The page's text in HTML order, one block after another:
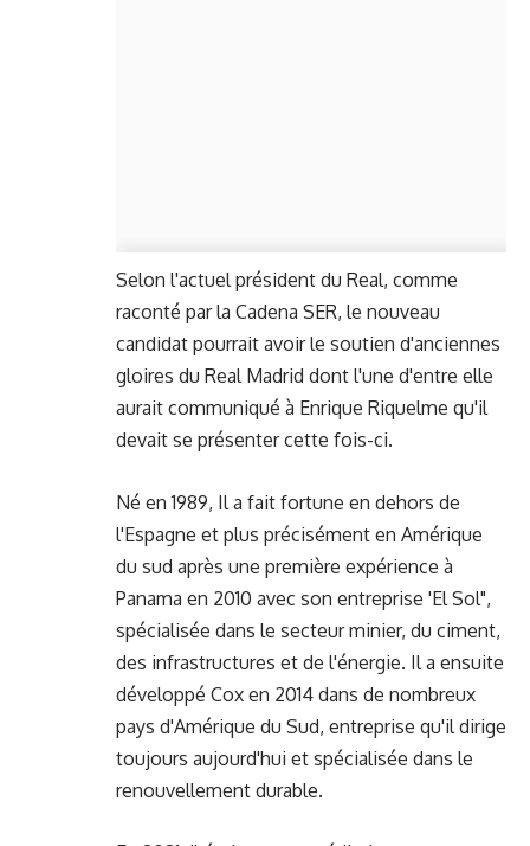
Selon l'actuel président du Real, comme
raconté par la Cadena SER, le nouveau
candidat pourrait avoir le soutien d'anciennes
gloires du Real Madrid dont l'une d'entre elle
aurait communiqué à Enrique Riquelme qu'il
devait se présenter cette fois-ci.
Né en 1989, Il a fait fortune en dehors de
l'Espagne et plus précisément en Amérique
du sud après une première expérience à
Panama en 2010 avec son entreprise 'El Sol",
spécialisée dans le secteur minier, du ciment,
des infrastructures et de l'énergie. Il a ensuite
développé Cox en 2014 dans de nombreux
pays d'Amérique du Sud, entreprise qu'il dirige
toujours aujourd'hui et spécialisée dans le
renouvellement durable.